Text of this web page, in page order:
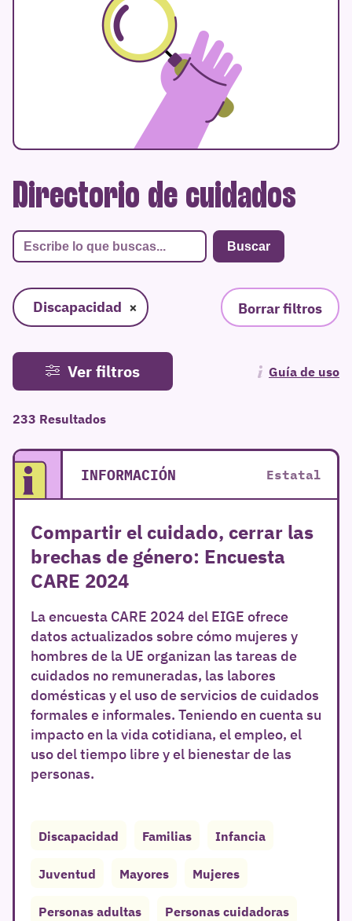
Directorio de cuidados
Discapacidad × Borrar filtros
Ver filtros Guía de uso
233 Resultados
INFORMACIÓN Estatal
Compartir el cuidado, cerrar las
brechas de género: Encuesta
CARE 2024
La encuesta CARE 2024 del EIGE ofrece
datos actualizados sobre cómo mujeres y
hombres de la UE organizan las tareas de
cuidados no remuneradas, las labores
domésticas y el uso de servicios de cuidados
formales e informales. Teniendo en cuenta su
impacto en la vida cotidiana, el empleo, el
uso del tiempo libre y el bienestar de las
personas.
Discapacidad Familias Infancia
Juventud Mayores Mujeres
Personas adultas Personas cuidadoras